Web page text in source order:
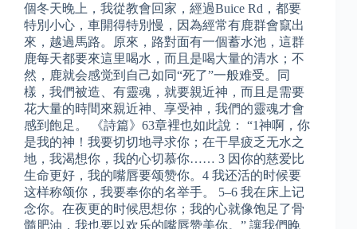
個冬天晚上，我從教會回家，經過Buice Rd，都要
特別小心，車開得特別慢，因為經常有鹿群會竄出
來，越過馬路。原來，路對面有一個蓄水池，這群
鹿每天都要來這里喝水，而且是喝大量的清水；不
然，鹿就会感觉到自己如同“死了”一般难受。同
樣，我們被造、有靈魂，就要親近神，而且是需要
花大量的時間來親近神、享受神，我們的靈魂才會
感到飽足。 《詩篇》63章裡也如此說： “1神啊，你
是我的神！我要切切地寻求你；在干旱疲乏无水之
地，我渴想你，我的心切慕你…… 3 因你的慈爱比
生命更好，我的嘴唇要颂赞你。4 我还活的时候要
这样称颂你，我要奉你的名举手。 5–6 我在床上记
念你。在夜更的时候思想你；我的心就像饱足了骨
髓肥油，我也要以欢乐的嘴唇赞美你。” 讓我們晚